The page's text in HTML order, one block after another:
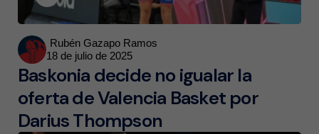
Posted
by
Rubén Gazapo Ramos
18 de julio de 2025
Baskonia decide no igualar la
oferta de Valencia Basket por
Darius Thompson